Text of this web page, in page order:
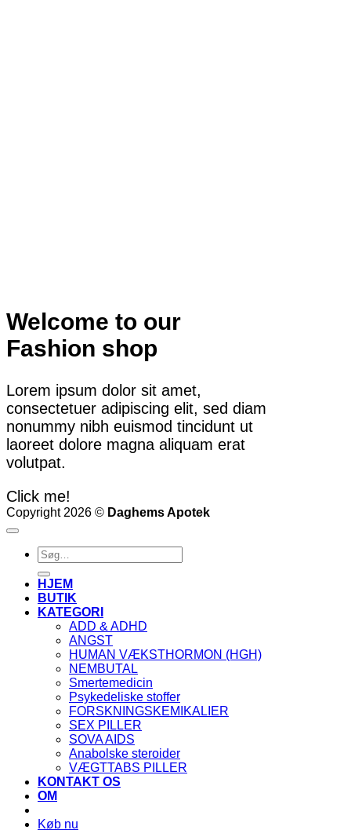
Welcome to our
Fashion shop
Lorem ipsum dolor sit amet,
consectetuer adipiscing elit, sed diam
nonummy nibh euismod tincidunt ut
laoreet dolore magna aliquam erat
volutpat.
Click me!
Copyright 2026 © Daghems Apotek
Søg
efter:
HJEM
BUTIK
KATEGORI
ADD & ADHD
ANGST
HUMAN VÆKSTHORMON (HGH)
NEMBUTAL
Smertemedicin
Psykedeliske stoffer
FORSKNINGSKEMIKALIER
SEX PILLER
SOVA AIDS
Anabolske steroider
VÆGTTABS PILLER
KONTAKT OS
OM
Køb nu